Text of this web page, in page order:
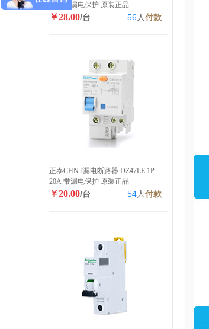
40A 带漏电保护 原装正品
￥28.00/台 56人付款
正泰CHNT漏电断路器 DZ47LE 1P
20A 带漏电保护 原装正品
￥20.00/台 54人付款